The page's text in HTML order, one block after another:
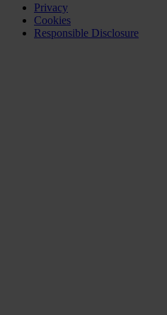
Privacy
Cookies
Responsible Disclosure